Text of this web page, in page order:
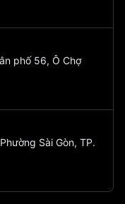
phố 56, Ô Chợ
Sài Gòn, TP.